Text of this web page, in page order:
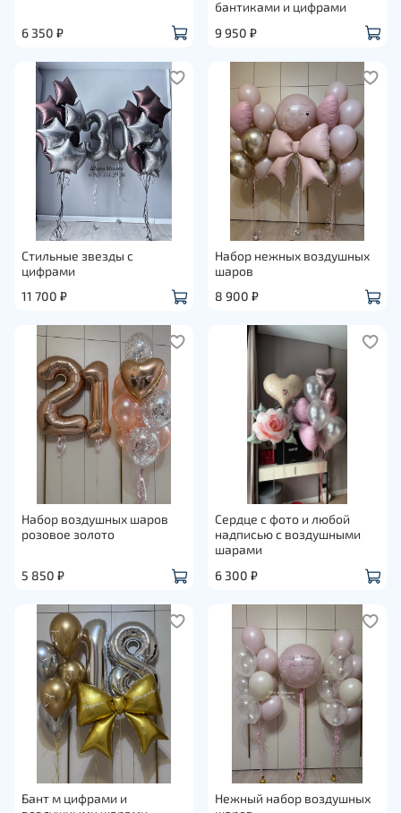
6 350 ₽
бантиками и цифрами
9 950 ₽
Стильные звезды с
цифрами
11 700 ₽
Набор нежных воздушных
шаров
8 900 ₽
Набор воздушных шаров
розовое золото
5 850 ₽
Сердце с фото и любой
надписью с воздушными
шарами
6 300 ₽
Бант м цифрами и
Нежный набор воздушных